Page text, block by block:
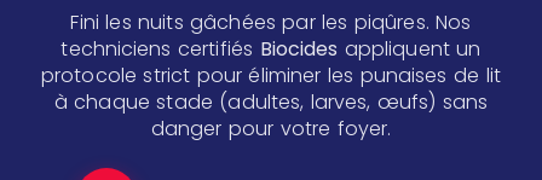
Fini les nuits gâchées par les piqûres. Nos
techniciens certifiés Biocides appliquent un
protocole strict pour éliminer les punaises de lit
à chaque stade (adultes, larves, œufs) sans
danger pour votre foyer.